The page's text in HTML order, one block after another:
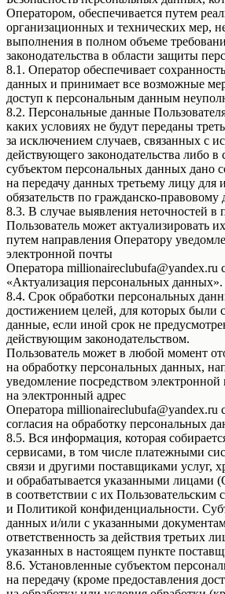
Оператором, обеспечивается путем
организационных и технических мер,
выполнения в полном объеме
законодательства в области защиты
8.1. Оператор обеспечивает
данных и принимает все возможные
доступ к персональным данным
8.2. Персональные данные
каких условиях не будут переданы
за исключением случаев, связанных с
действующего законодательства либо в
субъектом персональных данных дано
на передачу данных третьему лицу для
обязательств по гражданско-правовому
8.3. В случае выявления неточностей в
Пользователь может актуализировать
путем направления Оператору
электронной почты
Оператора millionaireclubufa@yandex.ru
«Актуализация персональных данных».
8.4. Срок обработки персональных
достижением целей, для которых были
данные, если иной срок не
действующим законодательством.
Пользователь может в любой момент
на обработку персональных данных,
уведомление посредством
на электронный адрес
Оператора millionaireclubufa@yandex.ru
согласия на обработку персональных
8.5. Вся информация, которая
сервисами, в том числе платежными
связи и другими поставщиками услуг,
и обрабатывается указанными лицами
в соответствии с их Пользовательским
и Политикой конфиденциальности.
данных и/или с указанными
ответственность за действия третьих
указанных в настоящем пункте
8.6. Установленные субъектом
на передачу (кроме предоставления